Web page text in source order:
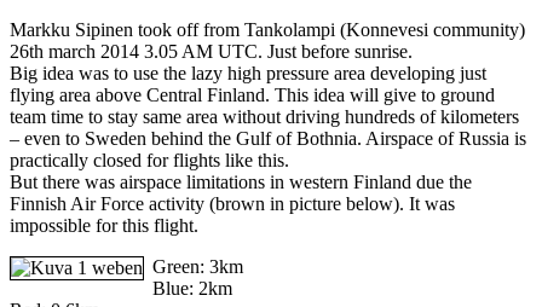
Markku Sipinen took off from Tankolampi (Konnevesi community)
26th march 2014 3.05 AM UTC. Just before sunrise.
Big idea was to use the lazy high pressure area developing just
flying area above Central Finland. This idea will give to ground
team time to stay same area without driving hundreds of kilometers
– even to Sweden behind the Gulf of Bothnia. Airspace of Russia is
practically closed for flights like this.
But there was airspace limitations in western Finland due the
Finnish Air Force activity (brown in picture below). It was
impossible for this flight.
Green: 3km
Blue: 2km